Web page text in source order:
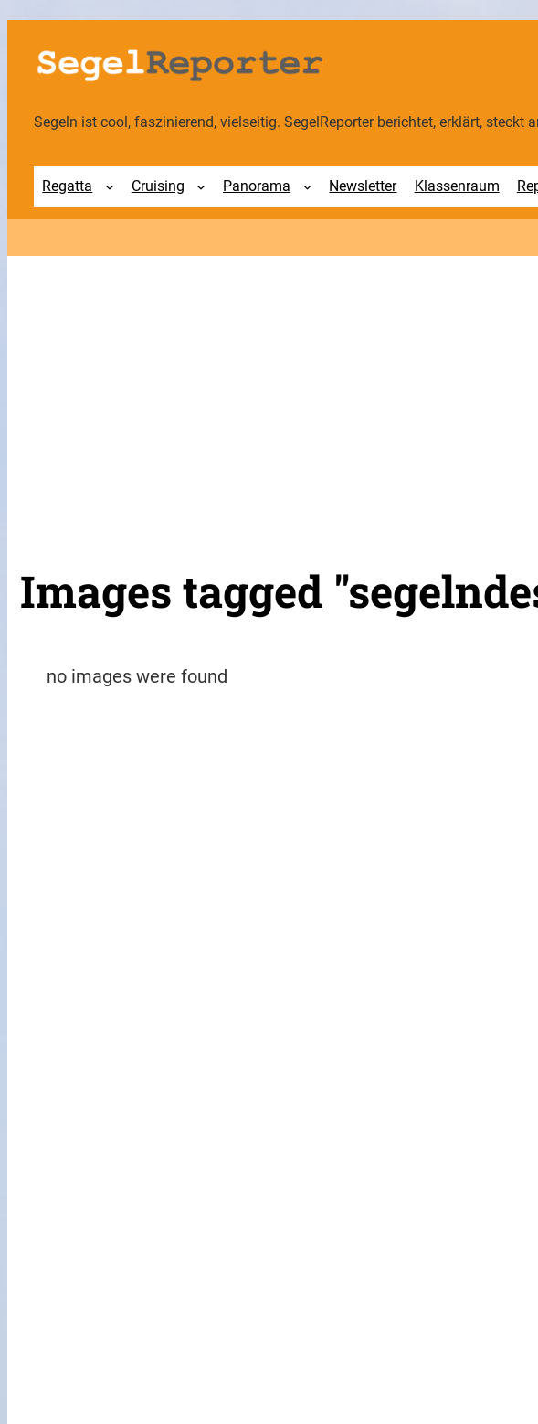
Segeln ist cool, faszinierend, vielseitig. SegelReporter berichtet, erklärt, steckt
Regatta Cruising Panorama Newsletter Klassenraum
Images tagged
no images were found